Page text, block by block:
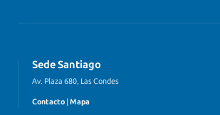
Sede Santiago
Av. Plaza 680, Las Condes
Contacto Mapa